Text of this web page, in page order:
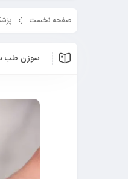
صفحه نخست
سوزن طب